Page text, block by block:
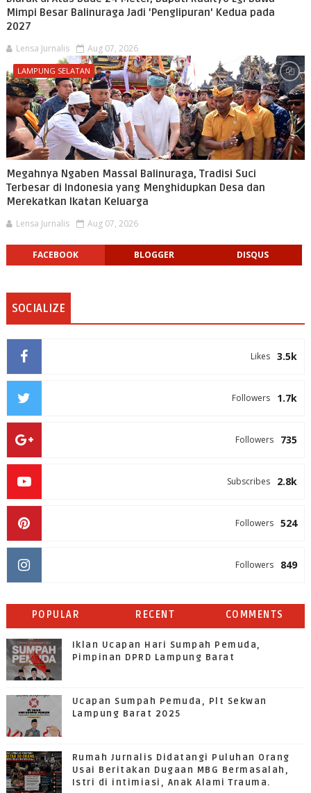
Mimpi Besar Balinuraga Jadi 'Penglipuran' Kedua pada
2027
Lensa Jurnalis Aug 07, 2026
LAMPUNG SELATAN
Megahnya Ngaben Massal Balinuraga, Tradisi Suci
Terbesar di Indonesia yang Menghidupkan Desa dan
Merekatkan Ikatan Keluarga
Lensa Jurnalis Aug 07, 2026
FACEBOOK BLOGGER DISQUS
SOCIALIZE
3.5k
Likes
1.7k
Followers
735
Followers
2.8k
Subscribes
524
Followers
849
Followers
POPULAR RECENT COMMENTS
Iklan Ucapan Hari Sumpah Pemuda,
Pimpinan DPRD Lampung Barat
Ucapan Sumpah Pemuda, Plt Sekwan
Lampung Barat 2025
Rumah Jurnalis Didatangi Puluhan Orang
Usai Beritakan Dugaan MBG Bermasalah,
Istri di intimiasi, Anak Alami Trauma.